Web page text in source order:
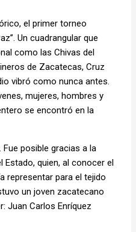
el primer torneo
Un cuadrangular que
como las Chivas del
de Zacatecas, Cruz
vibró como nunca antes.
mujeres, hombres y
se encontró en la
posible gracias a la
Estado, quien, al conocer el
representar para el tejido
un joven zacatecano
Juan Carlos Enríquez